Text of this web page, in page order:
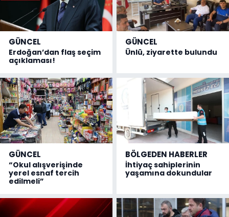
GÜNCEL
Erdoğan’dan flaş seçim
açıklaması!
GÜNCEL
Ünlü, ziyarette bulundu
GÜNCEL
“Okul alışverişinde
yerel esnaf tercih
edilmeli”
BÖLGEDEN HABERLER
İhtiyaç sahiplerinin
yaşamına dokundular